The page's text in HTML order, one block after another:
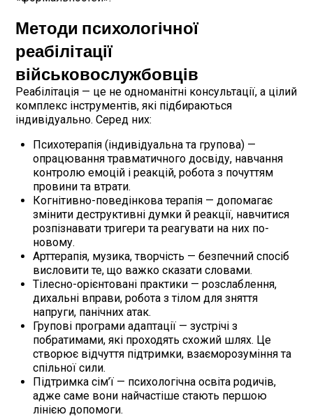
Методи психологічної
реабілітації
військовослужбовців
Реабілітація — це не одноманітні консультації, а цілий
комплекс інструментів, які підбираються
індивідуально. Серед них:
Психотерапія (індивідуальна та групова) —
опрацювання травматичного досвіду, навчання
контролю емоцій і реакцій, робота з почуттям
провини та втрати.
Когнітивно-поведінкова терапія — допомагає
змінити деструктивні думки й реакції, навчитися
розпізнавати тригери та реагувати на них по-
новому.
Арттерапія, музика, творчість — безпечний спосіб
висловити те, що важко сказати словами.
Тілесно-орієнтовані практики — розслаблення,
дихальні вправи, робота з тілом для зняття
напруги, панічних атак.
Групові програми адаптації — зустрічі з
побратимами, які проходять схожий шлях. Це
створює відчуття підтримки, взаєморозуміння та
спільної сили.
Підтримка сім’ї — психологічна освіта родичів,
адже саме вони найчастіше стають першою
лінією допомоги.